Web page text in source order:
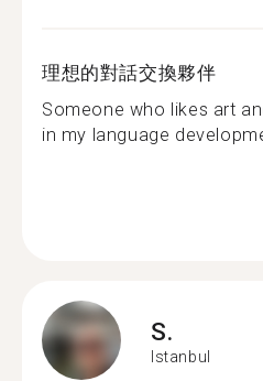
理想的對話交換夥伴
Someone who likes art
in my language
S.
Istanbul